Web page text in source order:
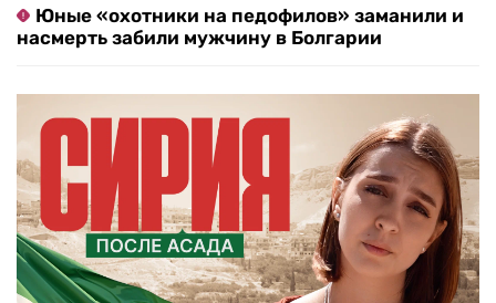
Юные «охотники на педофилов» заманили и
насмерть забили мужчину в Болгарии